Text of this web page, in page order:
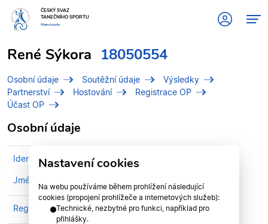
ČESKÝ SVAZ
TANEČNÍHO SPORTU
#tanciscsts
René Sýkora 18050554
Osobní údaje Soutěžní údaje
Výsledky
Partnerství
Hostování
Registrace OP
Účast OP
Osobní údaje
Identifikační číslo (IDT)
Jméno
Registrován v klubu iDance Studio, z.s.
Nastavení cookies
Na webu používáme během prohlížení následující
cookies (propojení prohlížeče a internetových služeb):
Technické, nezbytné pro funkci, například pro
přihlášky.